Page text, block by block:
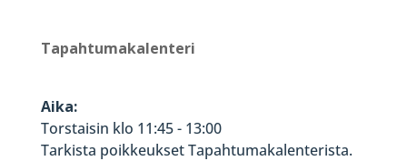
Tapahtumakalenteri
Aika:
Torstaisin klo 11:45 - 13:00
Tarkista poikkeukset Tapahtumakalenterista.